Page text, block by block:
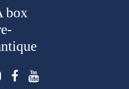
Suivez-nous sur
Suivez-nous sur